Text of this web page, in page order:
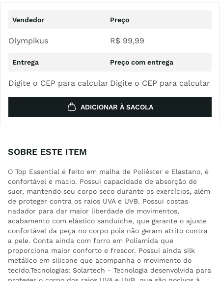
Olympikus R$ 99,99
Digite o CEP para calcular Digite o CEP para calcular
ADICIONAR À SACOLA
SOBRE ESTE ITEM
O Top Essential é feito em malha de Poliéster e Elastano, é
confortável e macio. Possui capacidade de absorção de
suor, mantendo seu corpo seco durante os exercícios, além
de proteger contra os raios UVA e UVB. Possui costas
nadador para dar maior liberdade de movimentos,
acabamento com elástico sanduíche, que garante o ajuste
confortável da peça no corpo pois não geram atrito contra
a pele. Conta ainda com forro em Poliamida que
proporciona maior conforto e frescor. Possui ainda silk
metálico em silicone que acompanha o movimento do
tecido.Tecnologias: Solartech - Tecnologia desenvolvida para